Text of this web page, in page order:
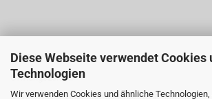
Diese Webseite verwendet Cookies
Technologien
Wir verwenden Cookies und ähnliche Technologien,
ÜBER UNS
Öffnungszeiten: